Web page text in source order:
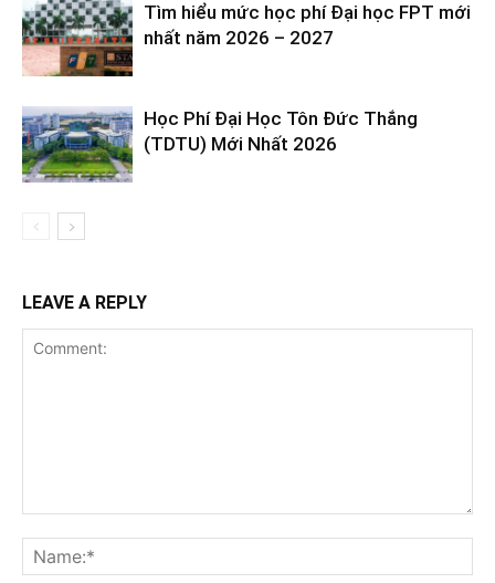
Tìm hiểu mức học phí Đại học FPT mới
nhất năm 2026 – 2027
Học Phí Đại Học Tôn Đức Thắng
(TDTU) Mới Nhất 2026
LEAVE A REPLY